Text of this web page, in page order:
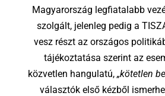
Magyarország legfiatalabb
szolgált, jelenleg pedig a
vesz részt az országos
tájékoztatása szerint az
közvetlen hangulatú, „kötetlen
választók első kézből